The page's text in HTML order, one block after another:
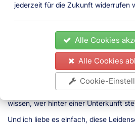
jederzeit für die Zukunft widerrufen
Alle Cookies
Alle Cookies
Cookie-
Hallo Annika, du betreibst bereits den
für einen Gastgeber-Podcast
Annika Rathje:In meinen Gesprächen
oft gehört, dass sie sich eine
wünschen, ihre Ferienunterkunft
Bilder und Texte auf
suchen Gäste nach authentischen
wissen, wer hinter einer Unterkunft
Und ich liebe es einfach, diese